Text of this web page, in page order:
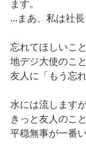
ます。
...まあ、私は社
忘れてほしいこ
地デジ大使のこ
友人に「もう忘
水には流します
きっと友人のこ
平穏無事が一番